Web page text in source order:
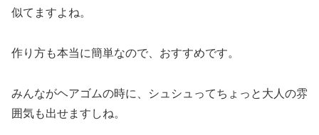
似てますよね。
作り方も本当に簡単なので、おすすめです。
みんながヘアゴムの時に、シュシュってちょっと大人の雰
囲気も出せますしね。